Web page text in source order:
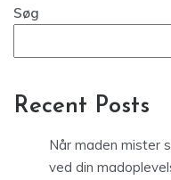
Søg
Recent Posts
Når maden mister
ved din